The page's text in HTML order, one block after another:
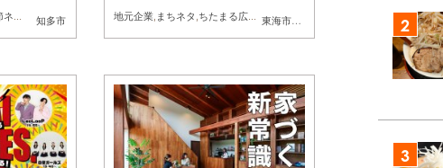
知多市
タ ちたまる広告 夫婦,家族, おひとりさま, 友人 東海市
, 大府市
ちたまる広告
地元企業, まちネタ ,ちたまる広告 親子,家族